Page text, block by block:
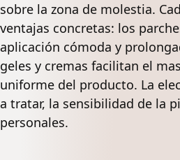
sobre la zona de molestia.
ventajas concretas: los
aplicación cómoda y
geles y cremas facilitan el
uniforme del producto. La
a tratar, la sensibilidad de la
personales.